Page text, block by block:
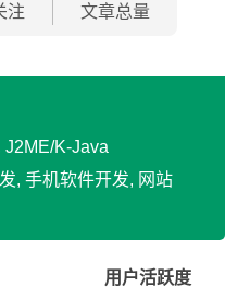
注 文章总量
K-Java
, 手机软件开发, 网站
用户活跃度